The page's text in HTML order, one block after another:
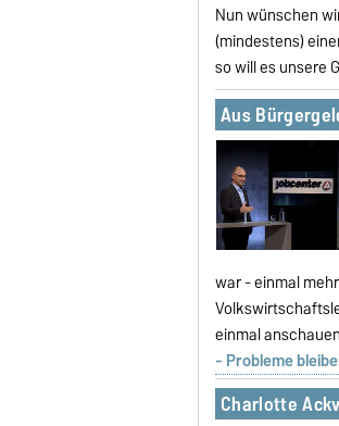
Nun wünschen
(mindestens)
so will es unsere
Aus
war - einmal
einmal
- Probleme
Charlotte